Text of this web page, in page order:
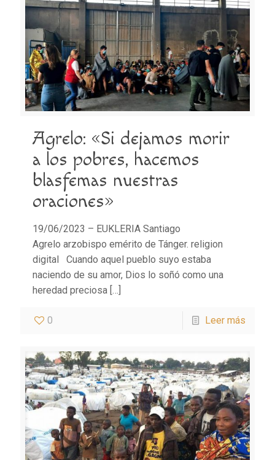
Agrelo: «Si dejamos morir
a los pobres, hacemos
blasfemas nuestras
oraciones»
19/06/2023 – EUKLERIA Santiago
Agrelo arzobispo emérito de Tánger. religion
digital Cuando aquel pueblo suyo estaba
naciendo de su amor, Dios lo soñó como una
heredad preciosa […]
0 Leer más